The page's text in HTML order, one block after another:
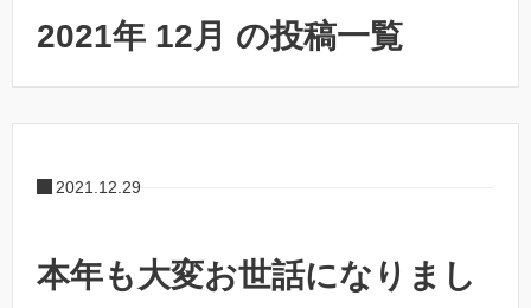
2021年 12月 の投稿一覧
2021.12.29
本年も大変お世話になりまし